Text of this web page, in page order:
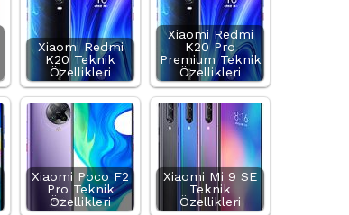
Xiaomi Redmi
K20 Teknik
Özellikleri
Xiaomi Redmi
K20 Pro
Premium Teknik
Özellikleri
Xiaomi Poco F2
Pro Teknik
Özellikleri
Xiaomi Mi 9 SE
Teknik
Özellikleri
Google Pixel 10 Pro Teknik
Özellikleri